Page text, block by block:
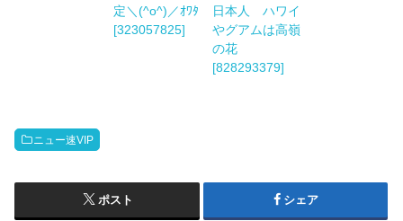
定＼(^o^)／ｵﾜﾀ
[323057825]
日本人 ハワイ
やグアムは高嶺
の花
[828293379]
ニュー速VIP
ポスト シェア